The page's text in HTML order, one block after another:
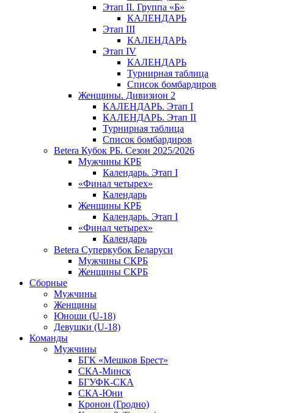
Этап II. Группа «Б»
КАЛЕНДАРЬ
Этап III
КАЛЕНДАРЬ
Этап IV
КАЛЕНДАРЬ
Турнирная таблица
Список бомбардиров
Женщины. Дивизион 2
КАЛЕНДАРЬ. Этап I
КАЛЕНДАРЬ. Этап II
Турнирная таблица
Список бомбардиров
Betera Кубок РБ. Сезон 2025/2026
Мужчины КРБ
Календарь. Этап I
«Финал четырех»
Календарь
Женщины КРБ
Календарь. Этап I
«Финал четырех»
Календарь
Betera Суперкубок Беларуси
Мужчины СКРБ
Женщины СКРБ
Сборные
Мужчины
Женщины
Юноши (U-18)
Девушки (U-18)
Команды
Мужчины
БГК «Мешков Брест»
СКА-Минск
БГУФК-СКА
СКА-Юни
Кронон (Гродно)